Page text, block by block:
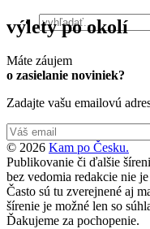
výlety po okolí
Máte záujem
o zasielanie noviniek?
Zadajte vašu emailovú
© 2026 Kam po Česku.
Publikovanie či ďalšie
bez vedomia redakcie nie
Často sú tu zverejnené aj
šírenie je možné len so
Ďakujeme za pochopenie.